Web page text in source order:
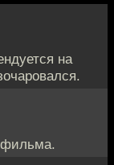
на
фильма.